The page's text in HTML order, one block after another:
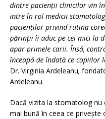
dintre pacienții clinicilor vin
intre în rol medicii
pacienților privind rutina
părinții îi aduc pe cei mici la
apar primele carii. Însă,
înceapă de îndată ce copiilor
Dr. Virginia Ardeleanu,
Ardeleanu.
Dacă vizita la stomatolog
mai bună în ceea ce privește